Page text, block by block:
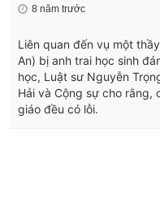
8 năm trước
Liên quan đến vụ một
An) bị anh trai học sinh
học, Luật sư Nguyễn
Hải và Cộng sự cho rằng,
giáo đều có lỗi. ​